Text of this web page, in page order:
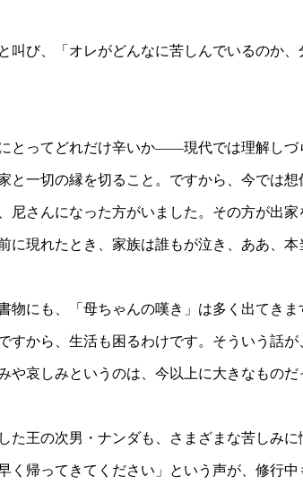
び、「オレがどんなに苦しんでいるのか
とってどれだけ辛いか――現代では理解しづ
と一切の縁を切ること。ですから、今では
尼さんになった方がいました。その方が出
に現れたとき、家族は誰もが泣き、ああ、
にも、「母ちゃんの嘆き」は多く出てきま
すから、生活も困るわけです。そういう話
や哀しみというのは、今以上に大きなものだ
王の次男・ナンダも、さまざまな苦しみ
く帰ってきてください」という声が、修行